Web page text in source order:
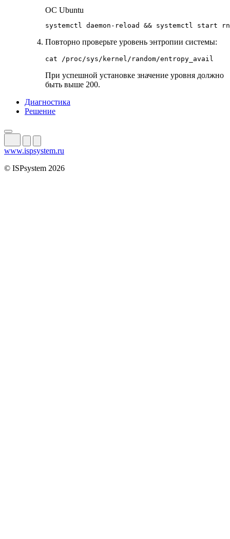
ОС Ubuntu
systemctl daemon-reload && systemctl start
Повторно проверьте уровень энтропии системы:
cat /proc/sys/kernel/random/entropy_avail
При успешной установке значение уровня должно
быть выше 200.
Диагностика
Решение
www.ispsystem.ru
© ISPsystem 2026